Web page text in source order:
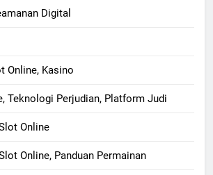
Digital
Online, Kasino
Teknologi Perjudian, Platform Judi
Online
Online, Panduan Permainan